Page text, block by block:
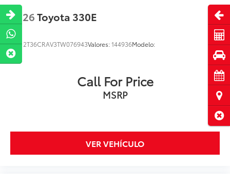
2026Toyota 330E
VIN:2T36CRAV3TW076943Valores:144936Modelo:
Call For Price
MSRP
VER VEHÍCULO